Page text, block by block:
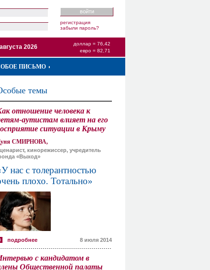
регистрация
забыли пароль?
доллар = 76,42
евро = 82,71
2026
ПИСЬМО
темы
отношение человека к
аутистам влияет на его
ситуации в Крыму
СМИРНОВА,
кинорежиссер, учредитель
«Выход»
нас с толерантностью
плохо. Тотально»
подробнее 8 июля 2014
с кандидатом в
Общественной палаты